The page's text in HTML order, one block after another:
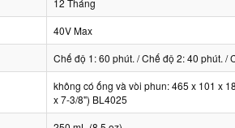
12 Tháng
40V Max
Chế độ 1: 60 phút. / Chế độ 2: 40 phút. /
không có ống và vòi phun: 465 x 101 x
x 7-3/8") BL4025